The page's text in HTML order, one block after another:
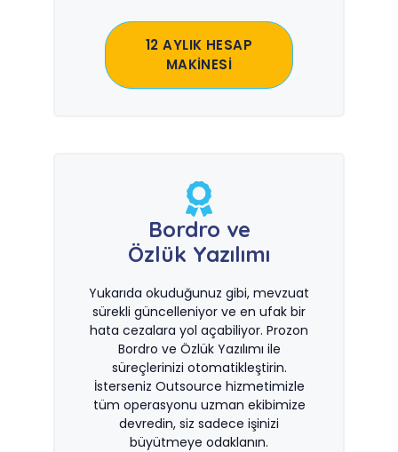
12 AYLIK HESAP
MAKİNESİ
Bordro ve
Özlük Yazılımı
Yukarıda okuduğunuz gibi, mevzuat
sürekli güncelleniyor ve en ufak bir
hata cezalara yol açabiliyor. Prozon
Bordro ve Özlük Yazılımı ile
süreçlerinizi otomatikleştirin.
İsterseniz Outsource hizmetimizle
tüm operasyonu uzman ekibimize
devredin, siz sadece işinizi
büyütmeye odaklanın.